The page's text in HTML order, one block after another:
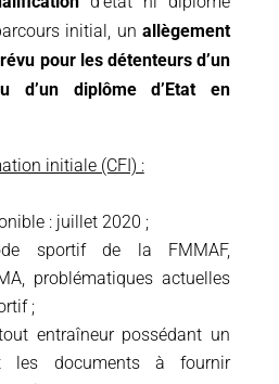
initial, unallègement
pour les détenteurs d’un
d’un diplôme d’Etat en
initiale (CFI) :
: juillet 2020 ;
sportif de la FMMAF,
problématiques actuelles
;
entraîneur possédant un
les documents à fournir